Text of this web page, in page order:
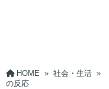
HOME » 社会・生活 »
の反応